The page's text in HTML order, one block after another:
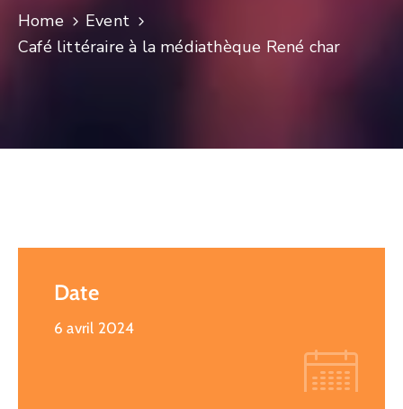
ANIMATION
Home
Event
Café littéraire à la médiathèque René char
Date
6 avril 2024